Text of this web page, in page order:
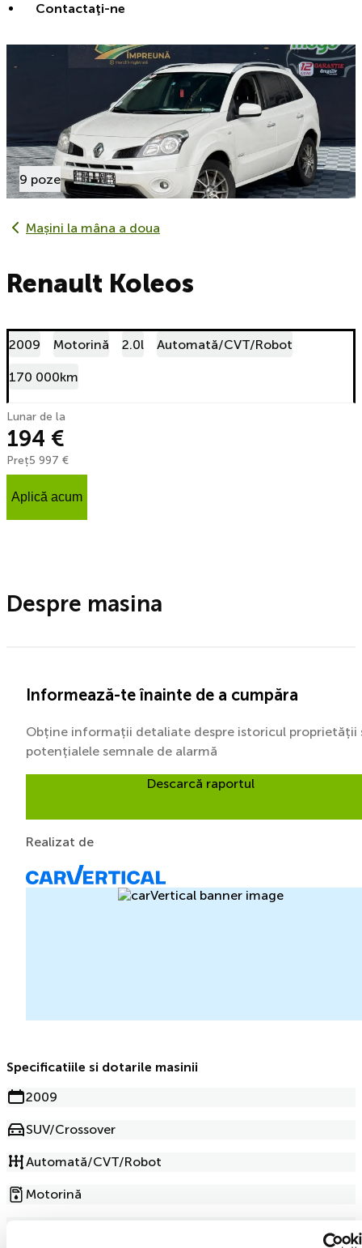
Contactaţi-ne
9 poze
Mașini la mâna a doua
Renault Koleos
2009 Motorină 2.0l Automată/CVT/Robot
170 000km
Lunar de la
194 €
Preț5 997 €
Aplică acum
Despre masina
Informează-te înainte de a cumpăra
Obține informații detaliate despre istoricul proprietății
potențialele semnale de alarmă
Descarcă raportul
Realizat de
Specificatiile si dotarile masinii
2009
SUV/Crossover
Automată/CVT/Robot
Motorină